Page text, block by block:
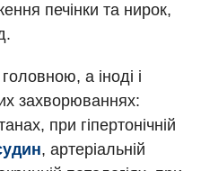
та неврології
печінки та нирок,
а іноді і
захворюваннях:
при гіпертонічній
, артеріальній